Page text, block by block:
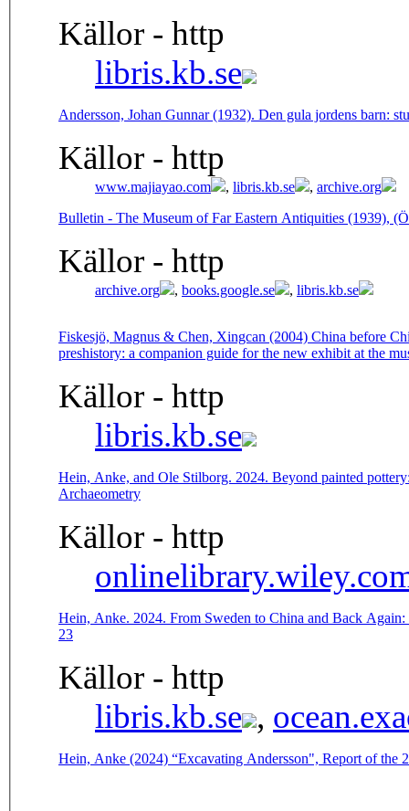
Källor - http
libris.kb.se
Andersson, Johan Gunnar (1932). Den gula jordens barn:
Källor - http
www.majiayao.com , libris.kb.se , archive.org
Bulletin - The Museum of Far Eastern Antiquities (1939),
Källor - http
archive.org , books.google.se , libris.kb.se
Fiskesjö, Magnus & Chen, Xingcan (2004) China before
preshistory: a companion guide for the new exhibit at the
Källor - http
libris.kb.se
Hein, Anke, and Ole Stilborg. 2024. Beyond painted
Archaeometry
Källor - http
Hein, Anke. 2024. From Sweden to China and Back
23
Källor - http
libris.kb.se ,
Hein, Anke (2024) “Excavating Andersson", Report of the